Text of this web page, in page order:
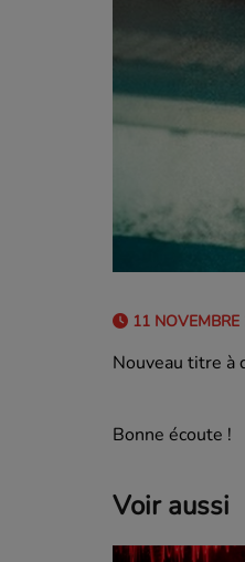
11
Nouveau titre à
Bonne écoute !
Voir aussi